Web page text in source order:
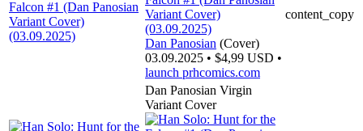
Dan Panosian (Cover)
03.09.2025 • $4,99 USD •
launch prhcomics.com
content_copy
Dan Panosian Virgin
Variant Cover